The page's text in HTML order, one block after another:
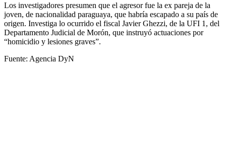
Los investigadores presumen que el agresor fue la ex pareja de la
joven, de nacionalidad paraguaya, que habría escapado a su país de
origen. Investiga lo ocurrido el fiscal Javier Ghezzi, de la UFI 1, del
Departamento Judicial de Morón, que instruyó actuaciones por
“homicidio y lesiones graves”.
Fuente: Agencia DyN